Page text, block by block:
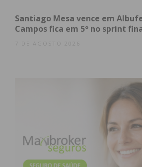
Santiago Mesa vence em
Campos fica em 5º no sprint
7 DE AGOSTO 2026